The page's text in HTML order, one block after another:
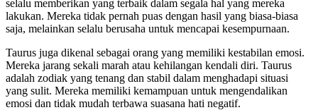
selalu memberikan yang terbaik dalam segala hal yang mereka
lakukan. Mereka tidak pernah puas dengan hasil yang biasa-biasa
saja, melainkan selalu berusaha untuk mencapai kesempurnaan.
Taurus juga dikenal sebagai orang yang memiliki kestabilan emosi.
Mereka jarang sekali marah atau kehilangan kendali diri. Taurus
adalah zodiak yang tenang dan stabil dalam menghadapi situasi
yang sulit. Mereka memiliki kemampuan untuk mengendalikan
emosi dan tidak mudah terbawa suasana hati negatif.